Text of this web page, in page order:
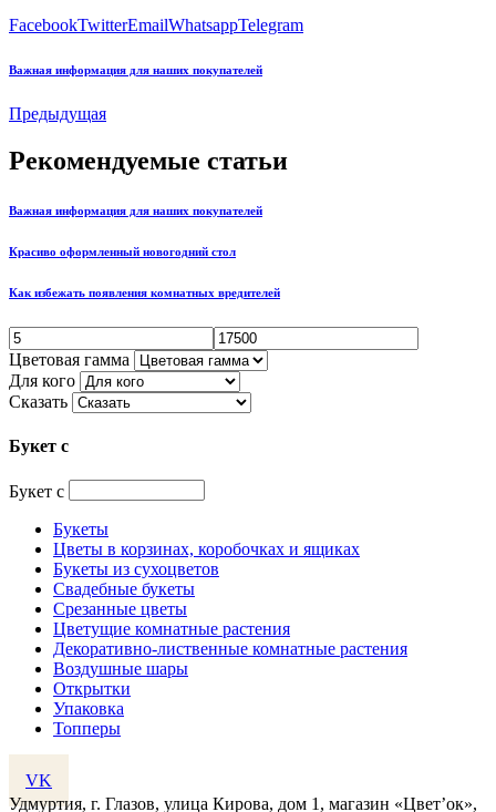
FacebookTwitterEmailWhatsappTelegram
Важная информация для наших покупателей
Предыдущая
Рекомендуемые статьи
Важная информация для наших покупателей
Красиво оформленный новогодний стол
Как избежать появления комнатных вредителей
Цветовая гамма
Для кого
Сказать
Букет с
Букет с
Букеты
Цветы в корзинах, коробочках и ящиках
Букеты из сухоцветов
Свадебные букеты
Срезанные цветы
Цветущие комнатные растения
Декоративно-лиственные комнатные растения
Воздушные шары
Открытки
Упаковка
Топперы
VK
Удмуртия, г. Глазов, улица Кирова, дом 1, магазин «Цвет’ок»,